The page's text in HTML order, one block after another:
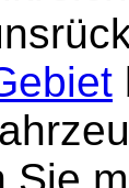
Sie